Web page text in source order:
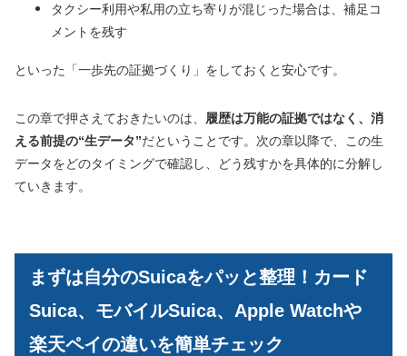
タクシー利用や私用の立ち寄りが混じった場合は、補足コ
メントを残す
といった「一歩先の証拠づくり」をしておくと安心です。
この章で押さえておきたいのは、 履歴は万能の証拠ではなく、消
える前提の“生データ”だということです。次の章以降で、この生
データをどのタイミングで確認し、どう残すかを具体的に分解し
ていきます。
まずは自分のSuicaをパッと整理！カード
Suica、モバイルSuica、Apple Watchや
楽天ペイの違いを簡単チェック